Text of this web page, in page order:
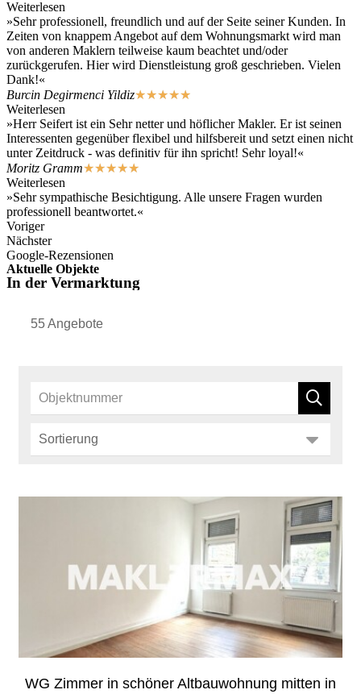
Weiterlesen
»Sehr professionell, freundlich und auf der Seite seiner Kunden. In
Zeiten von knappem Angebot auf dem Wohnungsmarkt wird man
von anderen Maklern teilweise kaum beachtet und/oder
zurückgerufen. Hier wird Dienstleistung groß geschrieben. Vielen
Dank!«
Burcin Degirmenci Yildiz★★★★★
Weiterlesen
»Herr Seifert ist ein Sehr netter und höflicher Makler. Er ist seinen
Interessenten gegenüber flexibel und hilfsbereit und setzt einen nicht
unter Zeitdruck - was definitiv für ihn spricht! Sehr loyal!«
Moritz Gramm★★★★★
Weiterlesen
»Sehr sympathische Besichtigung. Alle unsere Fragen wurden
professionell beantwortet.«
Voriger
Nächster
Google-Rezensionen
Aktuelle Objekte
In der Vermarktung